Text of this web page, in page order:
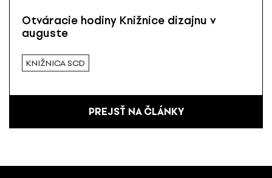
Otváracie hodiny Knižnice dizajnu v
auguste
KNIŽNICA SCD
PREJSŤ NA ČLÁNKY